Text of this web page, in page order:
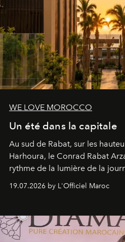
WE LOVE MOROCCO
Un été dans la capitale
Au sud de Rabat, sur les
Harhoura, le Conrad Rabat
rythme de la lumière de la
programmation pensée
rendez-vous avec l’océan.
19.07.2026 by L'Officiel Maroc